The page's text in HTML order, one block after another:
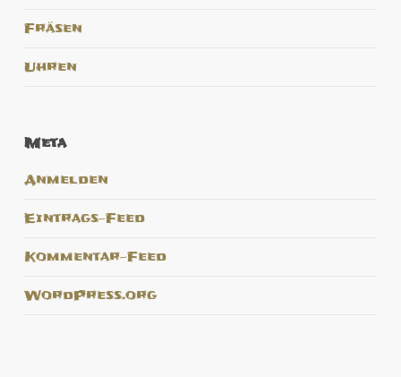
Fräsen
Uhren
Meta
Anmelden
Eintrags-Feed
Kommentar-Feed
WordPress.org